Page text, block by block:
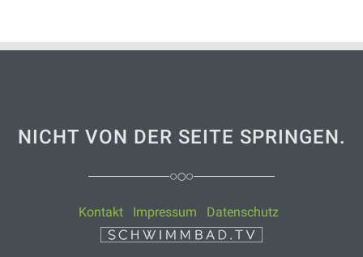
NICHT VON DER SEITE SPRINGEN.
Kontakt Impressum Datenschutz